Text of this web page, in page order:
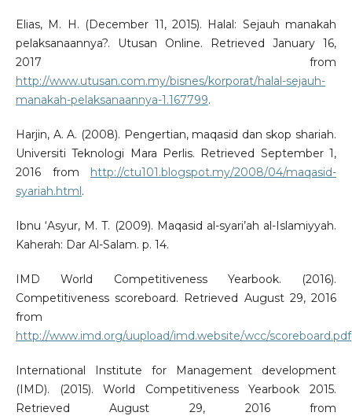
Elias, M. H. (December 11, 2015). Halal: Sejauh manakah
pelaksanaannya?. Utusan Online. Retrieved January 16,
2017 from
http://www.utusan.com.my/bisnes/korporat/halal-sejauh-
manakah-pelaksanaannya-1.167799.
Harjin, A. A. (2008). Pengertian, maqasid dan skop shariah.
Universiti Teknologi Mara Perlis. Retrieved September 1,
2016 from http://ctu101.blogspot.my/2008/04/maqasid-
syariah.html.
Ibnu ‘Asyur, M. T. (2009). Maqasid al-syari’ah al-Islamiyyah.
Kaherah: Dar Al-Salam. p. 14.
IMD World Competitiveness Yearbook. (2016).
Competitiveness scoreboard. Retrieved August 29, 2016
from
http://www.imd.org/uupload/imd.website/wcc/scoreboard.pdf
International Institute for Management development
(IMD). (2015). World Competitiveness Yearbook 2015.
Retrieved August 29, 2016 from